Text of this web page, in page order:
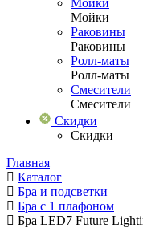
Мойки
Мойки
Раковины
Раковины
Ролл-маты
Ролл-маты
Смесители
Смесители
Скидки
Скидки
Главная
Каталог
Бра и подсветки
Бра с 1 плафоном
Бра LED7 Future